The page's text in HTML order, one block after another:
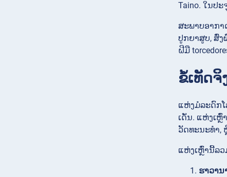
Taino. ໃນປ
ສະພາບອາກາ
ປູກຍາສູບ, ສົ່
ຝີມື
ຂໍ້ເທັດຈິ
ແຫ່ງມໍລະດົກ
ເດັ່ນ. ແຫ່ງເຫຼົ່
ວັດທະນະທຳ,
ແຫ່ງເຫຼົ່ານີ້ລວ
ຮາວານ